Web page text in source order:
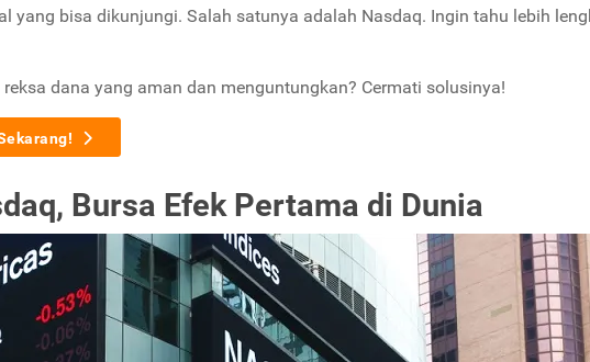
yang bisa dikunjungi. Salah satunya adalah Nasdaq. Ingin tahu lebih
dana yang aman dan menguntungkan? Cermati solusinya!
Bursa Efek Pertama di Dunia